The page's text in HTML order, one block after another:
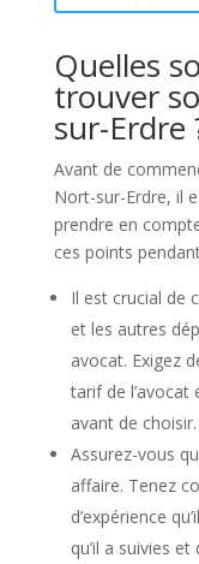
Quelles
trouver
sur-Erdre
Avant de
Nort-sur-Erdre, il
prendre en
ces points
Il est crucial de
et les autres
avocat. Exigez
tarif de
avant de choisir.
Assurez-vous
affaire. Tenez
d’expérience
qu’il a suivies